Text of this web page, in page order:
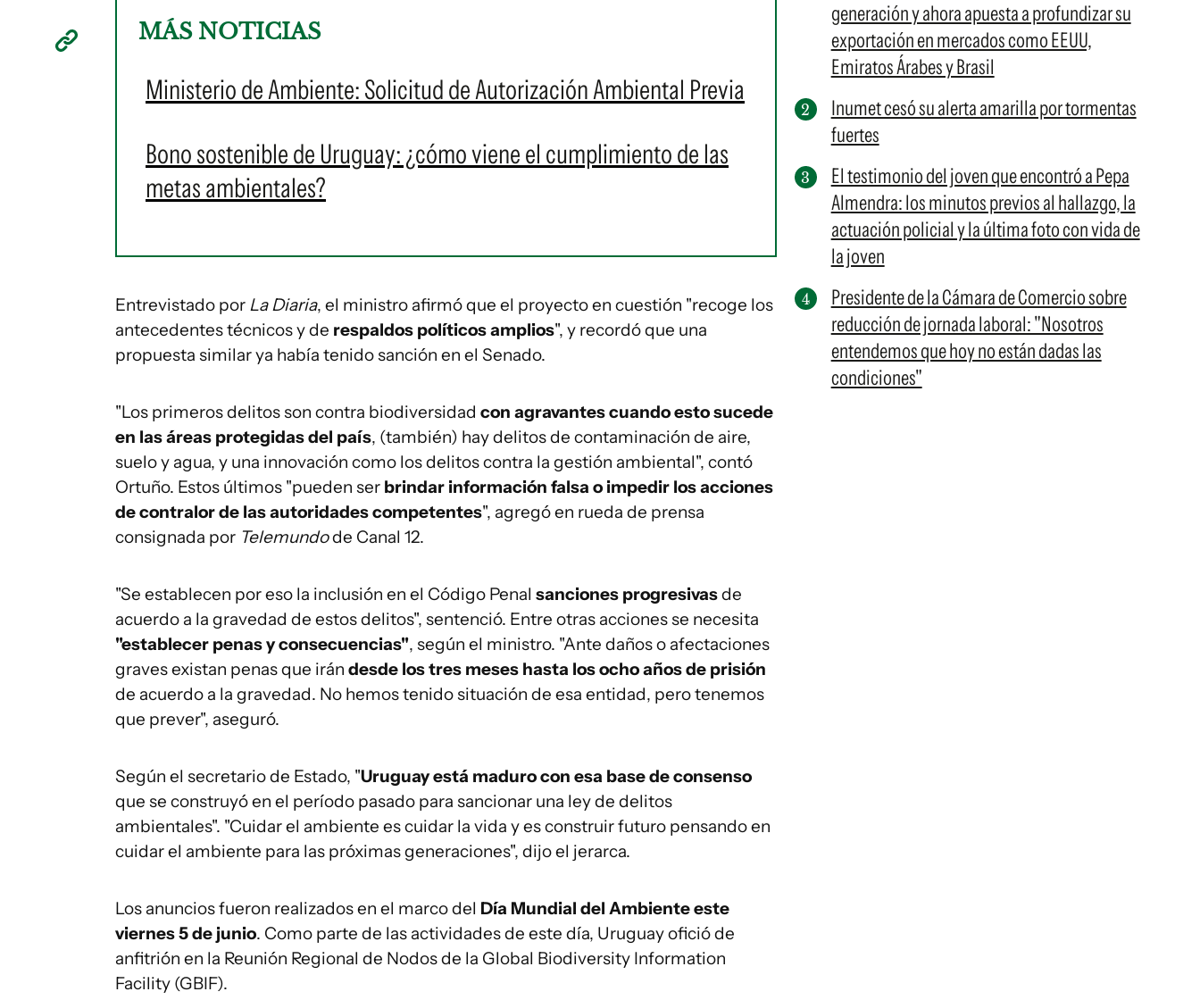
MÁS NOTICIAS
Ministerio de Ambiente: Solicitud de Autorización Ambiental Previa
Bono sostenible de Uruguay: ¿cómo viene el cumplimiento de las
metas ambientales?
Entrevistado por La Diaria, el ministro afirmó que el proyecto en cuestión "recoge los
antecedentes técnicos y de respaldos políticos amplios", y recordó que una
propuesta similar ya había tenido sanción en el Senado.
"Los primeros delitos son contra biodiversidad con agravantes cuando esto sucede
en las áreas protegidas del país, (también) hay delitos de contaminación de aire,
suelo y agua, y una innovación como los delitos contra la gestión ambiental", contó
Ortuño. Estos últimos "pueden ser brindar información falsa o impedir los acciones
de contralor de las autoridades competentes", agregó en rueda de prensa
consignada por Telemundode Canal 12.
"Se establecen por eso la inclusión en el Código Penal sanciones progresivasde
acuerdo a la gravedad de estos delitos", sentenció. Entre otras acciones se necesita
"establecer penas y consecuencias", según el ministro. "Ante daños o afectaciones
graves existan penas que irán desde los tres meses hasta los ocho años de prisión
de acuerdo a la gravedad. No hemos tenido situación de esa entidad, pero tenemos
que prever", aseguró.
Según el secretario de Estado, "Uruguay está maduro con esa base de consenso
que se construyó en el período pasado para sancionar una ley de delitos
ambientales". "Cuidar el ambiente es cuidar la vida y es construir futuro pensando en
cuidar el ambiente para las próximas generaciones", dijo el jerarca.
Los anuncios fueron realizados en el marco del Día Mundial del Ambiente este
viernes 5 de junio. Como parte de las actividades de este día, Uruguay ofició de
anfitrión en la Reunión Regional de Nodos de la Global Biodiversity Information
Facility (GBIF).
generación y ahora apuesta a profundizar su
exportación en mercados como EEUU,
Emiratos Árabes y Brasil
Inumet cesó su alerta amarilla por tormentas
fuertes
El testimonio del joven que encontró a Pepa
Almendra: los minutos previos al hallazgo, la
actuación policial y la última foto con vida de
la joven
Presidente de la Cámara de Comercio sobre
reducción de jornada laboral: "Nosotros
entendemos que hoy no están dadas las
condiciones"